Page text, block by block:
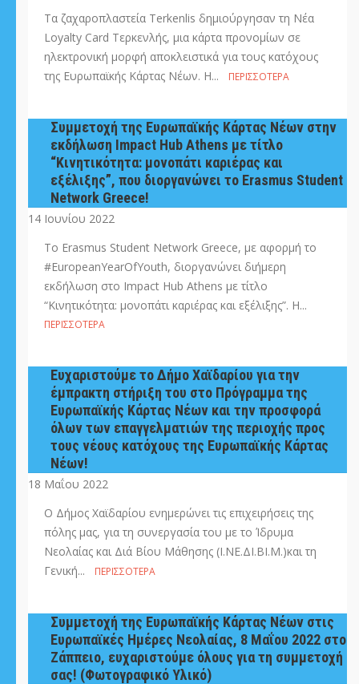
Τα ζαχαροπλαστεία Terkenlis δημιούργησαν τη Νέα
Loyalty Card Τερκενλής, μια κάρτα προνομίων σε
ηλεκτρονική μορφή αποκλειστικά για τους κατόχους
της Ευρωπαϊκής Κάρτας Νέων. Η...
ΠΕΡΙΣΣΌΤΕΡΑ
Συμμετοχή της Ευρωπαϊκής Κάρτας Νέων στην
εκδήλωση Impact Hub Athens με τίτλο
“Κινητικότητα: μονοπάτι καριέρας και
εξέλιξης”, που διοργανώνει το Erasmus Student
Network Greece!
14 Ιουνίου 2022
Το Erasmus Student Network Greece, με αφορμή το
#EuropeanYearOfYouth, διοργανώνει διήμερη
εκδήλωση στο Impact Hub Athens με τίτλο
“Κινητικότητα: μονοπάτι καριέρας και εξέλιξης”. Η...
ΠΕΡΙΣΣΌΤΕΡΑ
Ευχαριστούμε το Δήμο Χαϊδαρίου για την
έμπρακτη στήριξη του στο Πρόγραμμα της
Ευρωπαϊκής Κάρτας Νέων και την προσφορά
όλων των επαγγελματιών της περιοχής προς
τους νέους κατόχους της Ευρωπαϊκής Κάρτας
Νέων!
18 Μαΐου 2022
Ο Δήμος Χαϊδαρίου ενημερώνει τις επιχειρήσεις της
πόλης μας, για τη συνεργασία του με το Ίδρυμα
Νεολαίας και Διά Βίου Μάθησης (Ι.ΝΕ.ΔΙ.ΒΙ.Μ.)και τη
Γενική...
ΠΕΡΙΣΣΌΤΕΡΑ
Συμμετοχή της Ευρωπαϊκής Κάρτας Νέων στις
Ευρωπαϊκές Ημέρες Νεολαίας, 8 Μαΐου 2022 στο
Ζάππειο, ευχαριστούμε όλους για τη συμμετοχή
σας! (Φωτογραφικό Υλικό)